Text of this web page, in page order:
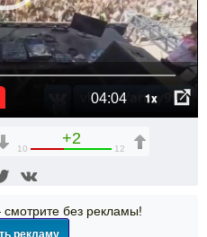
04:04 1x
+2
10 12
без рекламы!
рекламу